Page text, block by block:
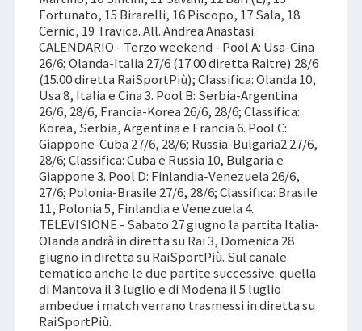
Fortunato, 15 Birarelli, 16 Piscopo, 17 Sala, 18
Cernic, 19 Travica. All. Andrea Anastasi.
CALENDARIO - Terzo weekend - Pool A: Usa-Cina
26/6; Olanda-Italia 27/6 (17.00 diretta Raitre) 28/6
(15.00 diretta RaiSportPiù); Classifica: Olanda 10,
Usa 8, Italia e Cina 3. Pool B: Serbia-Argentina
26/6, 28/6, Francia-Korea 26/6, 28/6; Classifica:
Korea, Serbia, Argentina e Francia 6. Pool C:
Giappone-Cuba 27/6, 28/6; Russia-Bulgaria2 27/6,
28/6; Classifica: Cuba e Russia 10, Bulgaria e
Giappone 3. Pool D: Finlandia-Venezuela 26/6,
27/6; Polonia-Brasile 27/6, 28/6; Classifica: Brasile
11, Polonia 5, Finlandia e Venezuela 4.
TELEVISIONE - Sabato 27 giugno la partita Italia-
Olanda andrà in diretta su Rai 3, Domenica 28
giugno in diretta su RaiSportPiù. Sul canale
tematico anche le due partite successive: quella
di Mantova il 3 luglio e di Modena il 5 luglio
ambedue i match verrano trasmessi in diretta su
RaiSportPiù.